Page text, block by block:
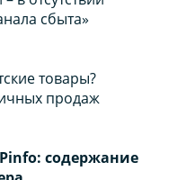
сбыта»
товары?
продаж
содержание